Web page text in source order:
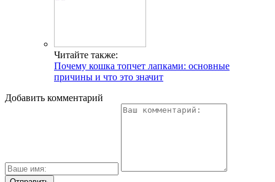
Читайте также:
Почему кошка топчет лапками: основные
причины и что это значит
Добавить комментарий